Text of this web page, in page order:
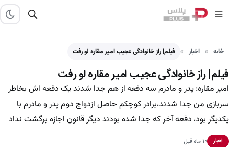
خانه اخبار فیلم| راز خانوادگی عجیب امیر مقاره لو رفت
فیلم| راز خانوادگی عجیب امیر مقاره لو رفت
امیر مقاره: پدر و مادرم سه دفعه از هم جدا شدند یک دفعه اش بخاطر
سربازی من جدا شدند،برادر کوچکم حاصل ازدواج دوم پدر و مادرم با
یکدیگر بود، دفعه آخر که جدا شده بودند دیگر قانون اجازه برگشت نداد
اخبار
۱۰ ماه قبل